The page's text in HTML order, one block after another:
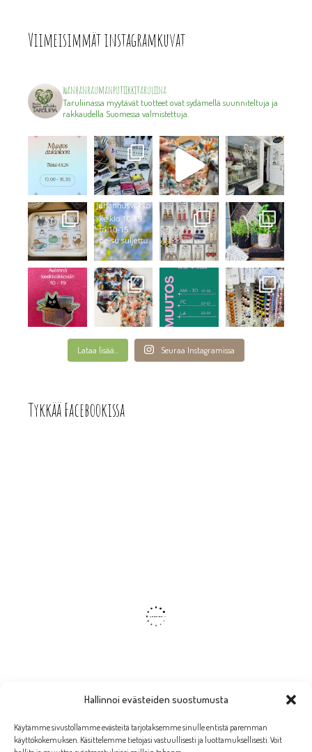
Hallinnoi evästeiden suostumusta
Käytämme sivustollamme evästeitä tarjotaksemme sinulle entistä paremman
käyttökokemuksen. Käsittelemme tietojasi vastuullisesti ja luottamuksellisesti. Voit
Viimeisimmät instagramkuvat
wanhanraumanputiikkitaruliina
Taruliinassa myytävät tuotteet ovat sydämellä suunniteltuja ja
rakkaudella Suomessa valmistettuja.
Lataa lisää... Seuraa Instagramissa
Tykkää Facebookissa